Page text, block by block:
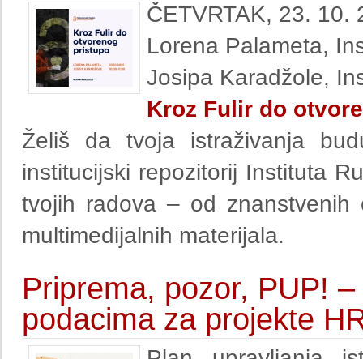
ČETVRTAK, 23. 10.
Lorena Palameta,
Josipa Karadžole,
Kroz Fulir do
Želiš da tvoja istraživanja
institucijski repozitorij Instituta
tvojih radova – od
multimedijalnih materijala.
Priprema, pozor, PUP!
podacima za projekte